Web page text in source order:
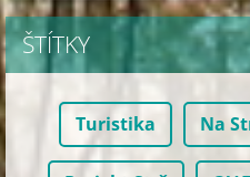
ŠTÍTKY
Turistika Na